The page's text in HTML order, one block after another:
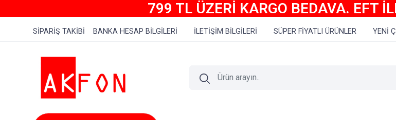
799 TL ÜZERİ KARGO BEDAVA. EFT
SİPARİŞ TAKİBİ BANKA HESAP BİLGİLERİ İLETİŞİM BİLGİLERİ SÜPER FİYATLI ÜRÜNLER YENİ